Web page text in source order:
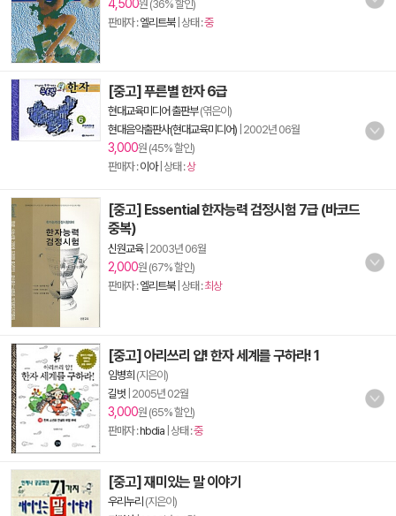
4,500원 (36% 할인)
판매자 :엘리트북| 상태 :중
[중고] 푸른별 한자 6급
현대교육미디어 출판부(엮은이)
현대음악출판사(현대교육미디어) 2002년 06월
3,000원 (45% 할인)
판매자 :이아| 상태 :상
[중고] Essential 한자능력 검정시험 7급 (바코드
중복)
신원교육| 2003년 06월
2,000원 (67% 할인)
판매자 :엘리트북| 상태 :최상
[중고] 아리쓰리 얍! 한자 세계를 구하라! 1
임병희 (지은이)
길벗 2005년 02월
3,000원 (65% 할인)
판매자 :hbdia | 상태 :중
[중고] 재미있는 말 이야기
우리누리 (지은이)